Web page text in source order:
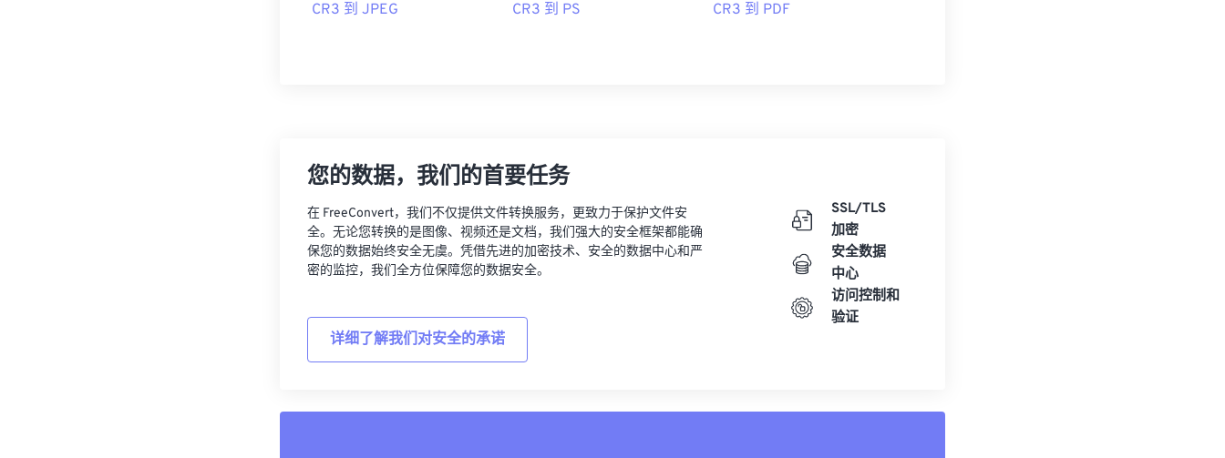
CR3 到 JPEG CR3 到 PS CR3 到 PDF
您的数据，我们的首要任务
在 FreeConvert，我们不仅提供文件转换服务，更致力于保护文件安
全。无论您转换的是图像、视频还是文档，我们强大的安全框架都能确
保您的数据始终安全无虞。凭借先进的加密技术、安全的数据中心和严
密的监控，我们全方位保障您的数据安全。
详细了解我们对安全的承诺
SSL/TLS
加密
安全数据
中心
访问控制和
验证